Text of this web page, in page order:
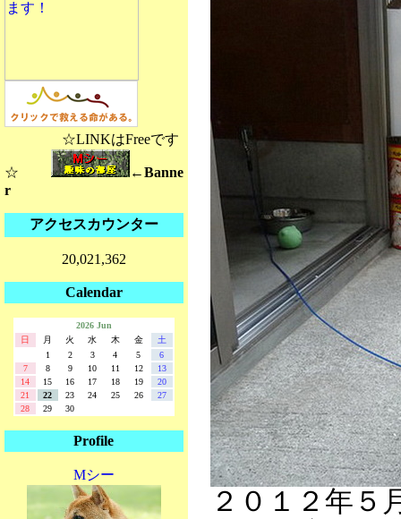
☆LINKはFreeです
☆
←Banne
r
アクセスカウンター
20,021,362
Calendar
2026 Jun
日
月 火 水 木 金
土
1
2 3 4 5
6
7
8 9 10 11 12
13
14
15 16 17 18 19
20
21
22 23 24 25 26
27
28
29 30
Profile
Mシー
２０１２年５